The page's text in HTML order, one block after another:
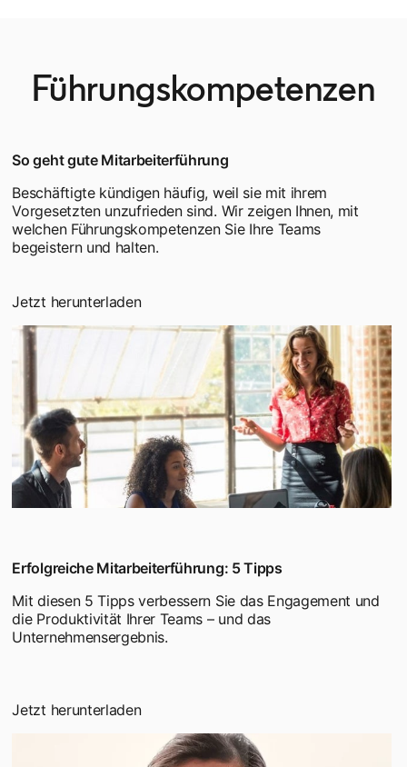
Führungskompetenzen
So geht gute Mitarbeiterführung
Beschäftigte kündigen häufig, weil sie mit ihrem
Vorgesetzten unzufrieden sind. Wir zeigen Ihnen, mit
welchen Führungskompetenzen Sie Ihre Teams
begeistern und halten.
Jetzt herunterladen
Erfolgreiche Mitarbeiterführung: 5 Tipps
Mit diesen 5 Tipps verbessern Sie das Engagement und
die Produktivität Ihrer Teams – und das
Unternehmensergebnis.
Jetzt herunterladen